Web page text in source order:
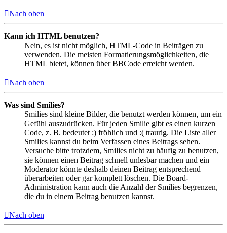
Nach oben
Kann ich HTML benutzen?
Nein, es ist nicht möglich, HTML-Code in Beiträgen zu
verwenden. Die meisten Formatierungsmöglichkeiten, die
HTML bietet, können über BBCode erreicht werden.
Nach oben
Was sind Smilies?
Smilies sind kleine Bilder, die benutzt werden können, um ein
Gefühl auszudrücken. Für jeden Smilie gibt es einen kurzen
Code, z. B. bedeutet :) fröhlich und :( traurig. Die Liste aller
Smilies kannst du beim Verfassen eines Beitrags sehen.
Versuche bitte trotzdem, Smilies nicht zu häufig zu benutzen,
sie können einen Beitrag schnell unlesbar machen und ein
Moderator könnte deshalb deinen Beitrag entsprechend
überarbeiten oder gar komplett löschen. Die Board-
Administration kann auch die Anzahl der Smilies begrenzen,
die du in einem Beitrag benutzen kannst.
Nach oben